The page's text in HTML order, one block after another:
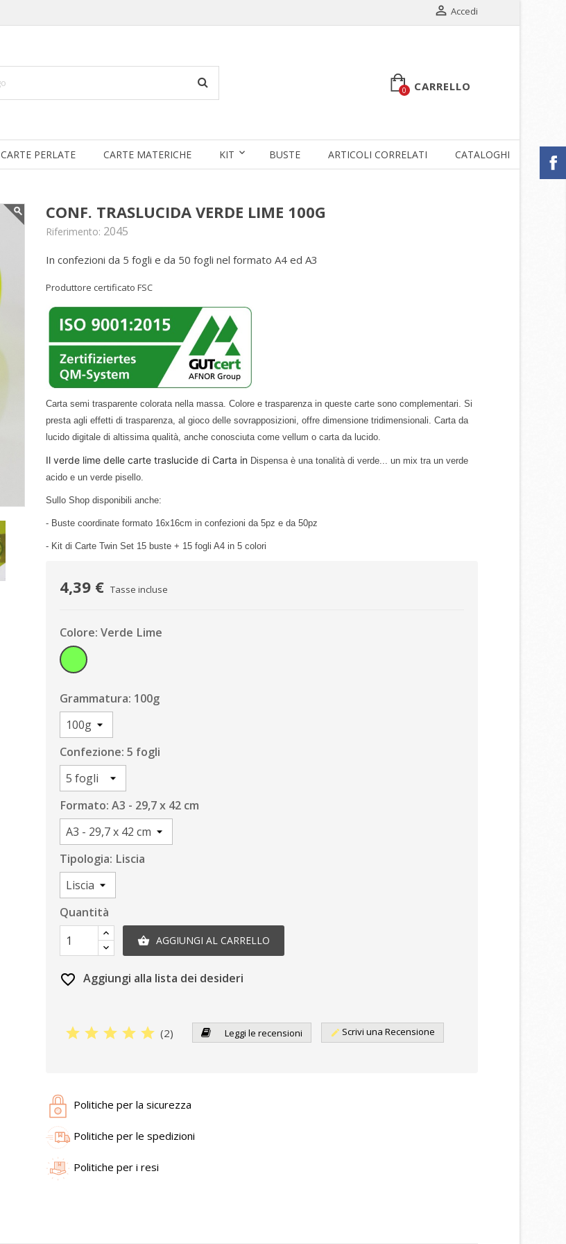
 Accedi
CARRELLO
0
CARTE PERLATE CARTE MATERICHE KIT BUSTE ARTICOLI CORRELATI CATALOGHI
CONF. TRASLUCIDA VERDE LIME 100G
Riferimento: 2045
In confezioni da 5 fogli e da 50 fogli nel formato A4 ed A3
Produttore certificato FSC
Carta semi trasparente colorata nella massa. Colore e trasparenza in queste carte sono complementari. Si
presta agli effetti di trasparenza, al gioco delle sovrapposizioni, offre dimensione tridimensionali. Carta da
lucido digitale di altissima qualità, anche conosciuta come vellum o carta da lucido.
Il verde lime delle carte traslucide di Carta in Dispensa è una tonalità di verde... un mix tra un verde
acido e un verde pisello.
Sullo Shop disponibili anche:
- Buste coordinate formato 16x16cm in confezioni da 5pz e da 50pz
- Kit di Carte Twin Set 15 buste + 15 fogli A4 in 5 colori
4,39 € Tasse incluse
Colore: Verde Lime
Verde
Grammatura: 100g
Confezione: 5 fogli
Formato: A3 - 29,7 x 42 cm
Tipologia: Liscia
Quantità
 AGGIUNGI AL CARRELLO
favorite_border Aggiungi alla lista dei desideri
star star star star star (2) Leggi le recensioni edit Scrivi una Recensione
Politiche per la sicurezza
Politiche per le spedizioni
Politiche per i resi